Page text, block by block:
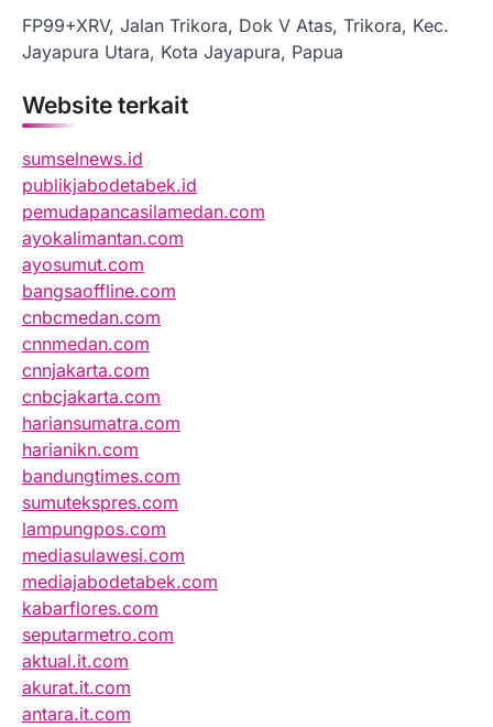
FP99+XRV, Jalan Trikora, Dok V Atas, Trikora, Kec.
Jayapura Utara, Kota Jayapura, Papua
Website terkait
sumselnews.id
publikjabodetabek.id
pemudapancasilamedan.com
ayokalimantan.com
ayosumut.com
bangsaoffline.com
cnbcmedan.com
cnnmedan.com
cnnjakarta.com
cnbcjakarta.com
hariansumatra.com
harianikn.com
bandungtimes.com
sumutekspres.com
lampungpos.com
mediasulawesi.com
mediajabodetabek.com
kabarflores.com
seputarmetro.com
aktual.it.com
akurat.it.com
antara.it.com